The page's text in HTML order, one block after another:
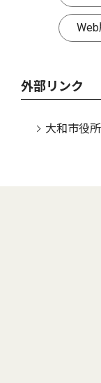
外部リンク
大和市役所